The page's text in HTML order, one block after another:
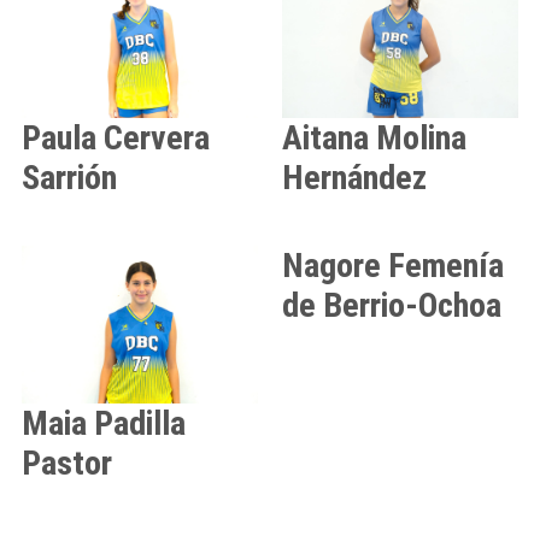
Paula Cervera
Sarrión
Aitana Molina
Hernández
Maia Padilla
Pastor
Nagore Femenía
de Berrio-Ochoa